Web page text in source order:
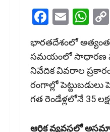
Email
భారతదేశంలో అత్యంత
సమయంలో సాధారణ
నివేదిక వివరాల
రంగాల్లో
గత రెండేళ్లలోనే ₹35
ఆర్థిక వ్యవస్థలో